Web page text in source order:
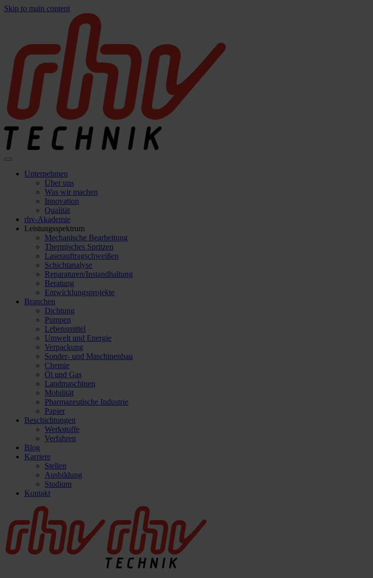
Skip to main content
Unternehmen
Über uns
Was wir machen
Innovation
Qualität
rhv-Akademie
Leistungsspektrum
Mechanische Bearbeitung
Thermisches Spritzen
Laserauftragschweißen
Schichtanalyse
Reparaturen/​Instandhaltung
Beratung
Entwicklungsprojekte
Branchen
Dichtung
Pumpen
Lebensmittel
Umwelt und Energie
Verpackung
Sonder- und Maschinenbau
Chemie
Öl und Gas
Landmaschinen
Mobilität
Pharmazeutische Industrie
Papier
Beschichtungen
Werkstoffe
Verfahren
Blog
Karriere
Stellen
Ausbildung
Studium
Kontakt